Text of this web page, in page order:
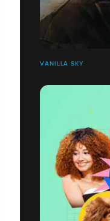
VANILLA SKY